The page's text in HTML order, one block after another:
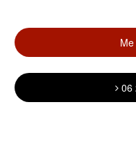
06